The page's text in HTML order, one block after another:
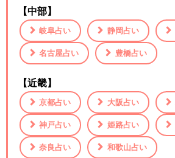
【中部】
岐阜占い 静岡占い
名古屋占い 豊橋占い
【近畿】
京都占い 大阪占い
神戸占い 姫路占い
奈良占い 和歌山占い